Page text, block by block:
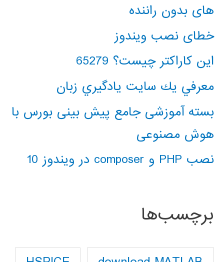
های بدون راننده
خطای نصب ویندوز
این کاراکتر چیست؟ 65279
معرفي يك سايت يادگيري زبان
بسته آموزشی جامع پیش بینی بورس با
هوش مصنوعی
نصب PHP و composer در ویندوز 10
برچسب‌ها